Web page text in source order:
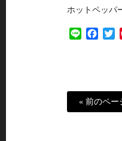
ホットペッパ
Line
« 前のペー